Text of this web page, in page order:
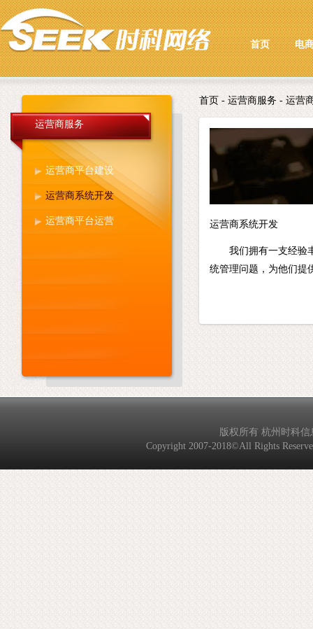
首页 电
运营商服务
运营商平台建设
运营商系统开发
运营商平台运营
首页 - 运营商服务 - 运营
运营商系统开发
我们拥有一支经验
统管理问题，为他们提
版权所有 杭州时科信
Copyright 2007-2018©All Rights